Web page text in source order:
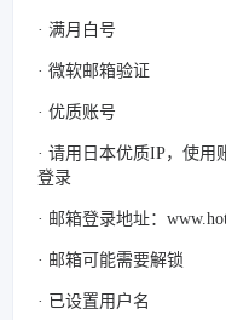
· 满月白号
· 微软邮箱验证
· 优质账号
· 请用日本优质IP，使用
登录
· 邮箱登录地址：
· 邮箱可能需要解锁
· 已设置用户名